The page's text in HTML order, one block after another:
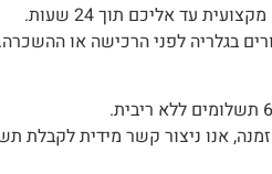
עד אליכם תוך 24 שעות.
בגלריה לפני הרכישה או
אנו ניצור קשר מידית לקבלת